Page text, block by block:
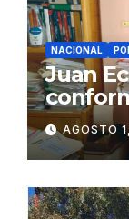
NACIONAL
Juan
AGOSTO